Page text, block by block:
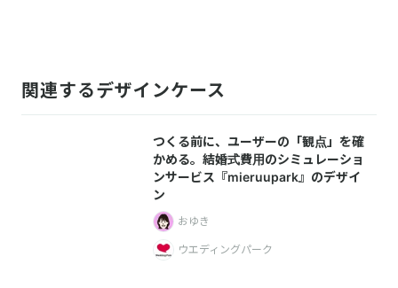
関連するデザインケース
つくる前に、ユーザーの「観点」を確
かめる。結婚式費用のシミュレーショ
ンサービス『mieruupark』のデザイ
ン
おゆき
ウエディングパーク